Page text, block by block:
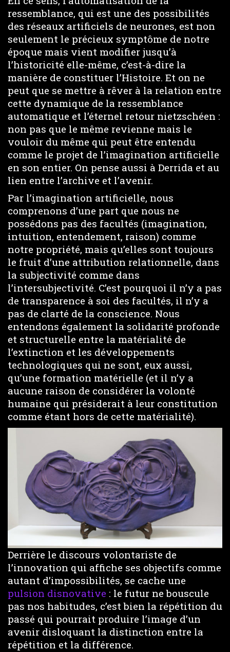
ressemblance, qui est une des possibilités
des réseaux artificiels de neurones, est non
seulement le précieux symptôme de notre
époque mais vient modifier jusqu’à
l’historicité elle-même, c’est-à-dire la
manière de constituer l’Histoire. Et on ne
peut que se mettre à rêver à la relation entre
cette dynamique de la ressemblance
automatique et l’éternel retour nietzschéen :
non pas que le même revienne mais le
vouloir du même qui peut être entendu
comme le projet de l’imagination artificielle
en son entier. On pense aussi à Derrida et au
lien entre l’archive et l’avenir.
Par l’imagination artificielle, nous
comprenons d’une part que nous ne
possédons pas des facultés (imagination,
intuition, entendement, raison) comme
notre propriété, mais qu’elles sont toujours
le fruit d’une attribution relationnelle, dans
la subjectivité comme dans
l’intersubjectivité. C’est pourquoi il n’y a pas
de transparence à soi des facultés, il n’y a
pas de clarté de la conscience. Nous
entendons également la solidarité profonde
et structurelle entre la matérialité de
l’extinction et les développements
technologiques qui ne sont, eux aussi,
qu’une formation matérielle (et il n’y a
aucune raison de considérer la volonté
humaine qui présiderait à leur constitution
comme étant hors de cette matérialité).
Derrière le discours volontariste de
l’innovation qui affiche ses objectifs comme
autant d’impossibilités, se cache une
pulsion disnovative : le futur ne bouscule
pas nos habitudes, c’est bien la répétition du
passé qui pourrait produire l’image d’un
avenir disloquant la distinction entre la
répétition et la différence.